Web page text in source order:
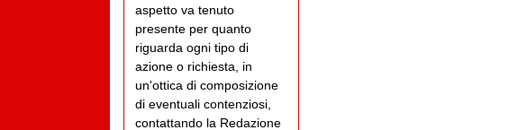
aspetto va tenuto
presente per quanto
riguarda ogni tipo di
azione o richiesta, in
un'ottica di composizione
di eventuali contenziosi,
contattando la Redazione